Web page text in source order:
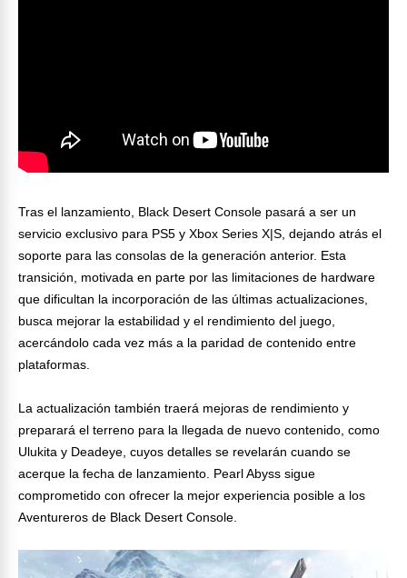
Tras el lanzamiento, Black Desert Console pasará a ser un
servicio exclusivo para PS5 y Xbox Series X|S, dejando atrás el
soporte para las consolas de la generación anterior. Esta
transición, motivada en parte por las limitaciones de hardware
que dificultan la incorporación de las últimas actualizaciones,
busca mejorar la estabilidad y el rendimiento del juego,
acercándolo cada vez más a la paridad de contenido entre
plataformas.
La actualización también traerá mejoras de rendimiento y
preparará el terreno para la llegada de nuevo contenido, como
Ulukita y Deadeye, cuyos detalles se revelarán cuando se
acerque la fecha de lanzamiento. Pearl Abyss sigue
comprometido con ofrecer la mejor experiencia posible a los
Aventureros de Black Desert Console.